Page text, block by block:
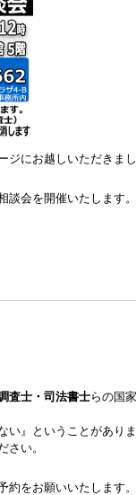
にお越しいただきま
会を開催いたします。
査士・司法書士らの国
』ということがありま
さい。
をお願いいたします。